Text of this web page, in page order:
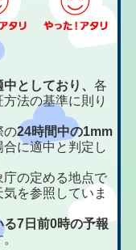
中としており、各
法の基準に則り
の24時間中の1mm
合に適中と判定し
の定める地点で
気を参照していま
7日前0時の予報